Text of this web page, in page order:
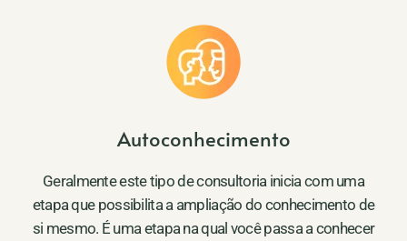
Autoconhecimento
Geralmente este tipo de consultoria inicia com uma
etapa que possibilita a ampliação do conhecimento de
si mesmo. É uma etapa na qual você passa a conhecer